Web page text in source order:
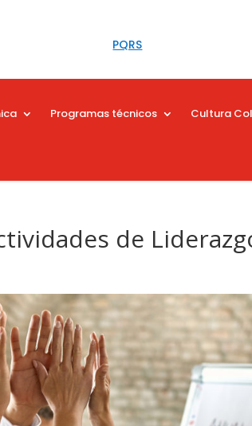
PQRS
Programas técnicos Cultura
de